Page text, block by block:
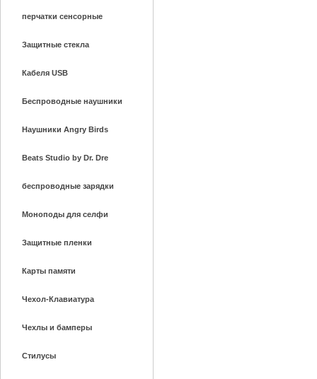
перчатки сенсорные
Защитные стекла
Кабеля USB
Беспроводные наушники
Наушники Angry Birds
Beats Studio by Dr. Dre
беспроводные зарядки
Моноподы для селфи
Защитные пленки
Карты памяти
Чехол-Клавиатура
Чехлы и бамперы
Стилусы